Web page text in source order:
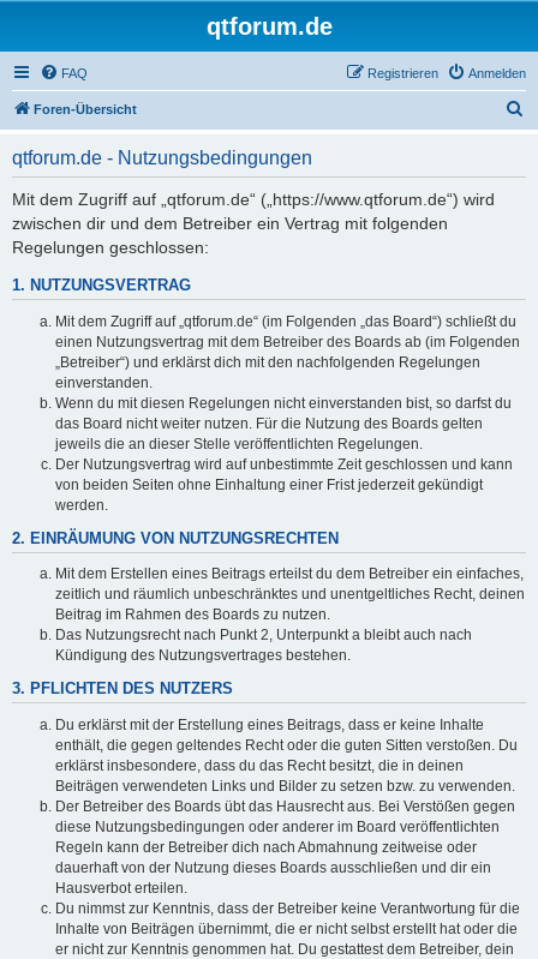
qtforum.de
FAQ Anmelden
Registrieren
Foren-Übersicht
qtforum.de - Nutzungsbedingungen
Mit dem Zugriff auf „qtforum.de“ („https://www.qtforum.de“) wird
zwischen dir und dem Betreiber ein Vertrag mit folgenden
Regelungen geschlossen:
1. NUTZUNGSVERTRAG
Mit dem Zugriff auf „qtforum.de“ (im Folgenden „das Board“) schließt du
einen Nutzungsvertrag mit dem Betreiber des Boards ab (im Folgenden
„Betreiber“) und erklärst dich mit den nachfolgenden Regelungen
einverstanden.
Wenn du mit diesen Regelungen nicht einverstanden bist, so darfst du
das Board nicht weiter nutzen. Für die Nutzung des Boards gelten
jeweils die an dieser Stelle veröffentlichten Regelungen.
Der Nutzungsvertrag wird auf unbestimmte Zeit geschlossen und kann
von beiden Seiten ohne Einhaltung einer Frist jederzeit gekündigt
werden.
2. EINRÄUMUNG VON NUTZUNGSRECHTEN
Mit dem Erstellen eines Beitrags erteilst du dem Betreiber ein einfaches,
zeitlich und räumlich unbeschränktes und unentgeltliches Recht, deinen
Beitrag im Rahmen des Boards zu nutzen.
Das Nutzungsrecht nach Punkt 2, Unterpunkt a bleibt auch nach
Kündigung des Nutzungsvertrages bestehen.
3. PFLICHTEN DES NUTZERS
Du erklärst mit der Erstellung eines Beitrags, dass er keine Inhalte
enthält, die gegen geltendes Recht oder die guten Sitten verstoßen. Du
erklärst insbesondere, dass du das Recht besitzt, die in deinen
Beiträgen verwendeten Links und Bilder zu setzen bzw. zu verwenden.
Der Betreiber des Boards übt das Hausrecht aus. Bei Verstößen gegen
diese Nutzungsbedingungen oder anderer im Board veröffentlichten
Regeln kann der Betreiber dich nach Abmahnung zeitweise oder
dauerhaft von der Nutzung dieses Boards ausschließen und dir ein
Hausverbot erteilen.
Du nimmst zur Kenntnis, dass der Betreiber keine Verantwortung für die
Inhalte von Beiträgen übernimmt, die er nicht selbst erstellt hat oder die
er nicht zur Kenntnis genommen hat. Du gestattest dem Betreiber, dein